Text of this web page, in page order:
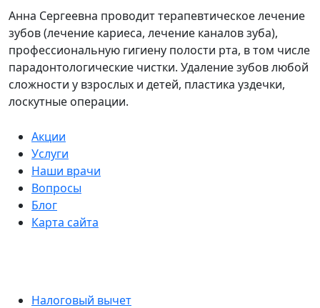
Анна Сергеевна проводит терапевтическое лечение
зубов (лечение кариеса, лечение каналов зуба),
профессиональную гигиену полости рта, в том числе
парадонтологические чистки. Удаление зубов любой
сложности у взрослых и детей, пластика уздечки,
лоскутные операции.
Акции
Услуги
Наши врачи
Вопросы
Блог
Карта сайта
Налоговый вычет